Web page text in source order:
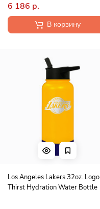
6 186 р.
В корзину
Los Angeles Lakers 32oz. Logo
Thirst Hydration Water Bottle